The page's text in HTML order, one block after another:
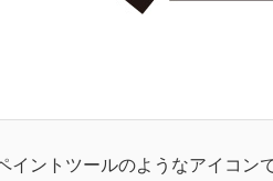
イントツールのようなアイコン